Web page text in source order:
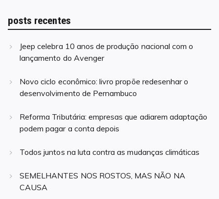
posts recentes
Jeep celebra 10 anos de produção nacional com o
lançamento do Avenger
Novo ciclo econômico: livro propõe redesenhar o
desenvolvimento de Pernambuco
Reforma Tributária: empresas que adiarem adaptação
podem pagar a conta depois
Todos juntos na luta contra as mudanças climáticas
SEMELHANTES NOS ROSTOS, MAS NÃO NA
CAUSA